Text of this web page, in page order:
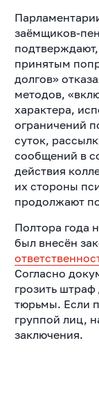
заёмщиков-
принятым
долгов»
методов,
характера,
ограничений
суток,
сообщений в
действия
их стороны
продолжают
Полтора года
был внесён
Согласно
грозить
тюрьмы. Если
группой лиц,
заключения.